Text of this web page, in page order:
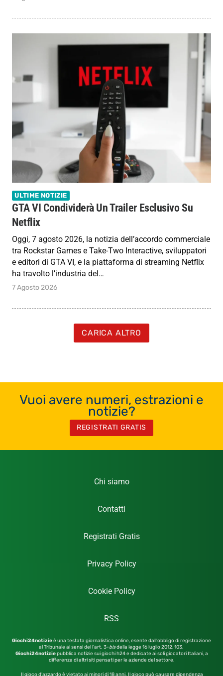
ULTIME NOTIZIE
GTA VI Condividerà Un Trailer Esclusivo Su
Netflix
Oggi, 7 agosto 2026, la notizia dell’accordo commerciale
tra Rockstar Games e Take-Two Interactive, sviluppatori
e editori di GTA VI, e la piattaforma di streaming Netflix
ha travolto l’industria del…
7 Agosto 2026
CARICA ALTRO
Vuoi avere numeri, estrazioni e
notizie?
REGISTRATI GRATIS
Chi siamo
Contatti
Registrati Gratis
Privacy Policy
Cookie Policy
RSS
Giochi24notizieè una testata giornalistica online, esente dall’obbligo di registrazione
al Tribunale ai sensi del l’art. 3-bisdella legge 16 luglio 2012,103.
Giochi24notiziepubblica notizie sui giochi h24 e dedicate ai soli giocatori Italiani, a
differenza di altri siti pensati per le aziende del settore.
Il gioco d’azzardo è vietato ai minori di 18 anni. Il gioco può causare dipendenza